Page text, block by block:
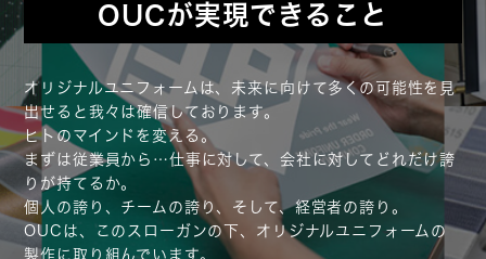
OUCが実現できること
オリジナルユニフォームは、未来に向けて多くの可能性を⾒
出せると我々は確信しております。
ヒトのマインドを変える。
まずは従業員から…仕事に対して、会社に対してどれだけ誇
りが持てるか。
個⼈の誇り、チームの誇り、そして、経営者の誇り。
OUCは、このスローガンの下、オリジナルユニフォームの
製作に取り組んでいます。